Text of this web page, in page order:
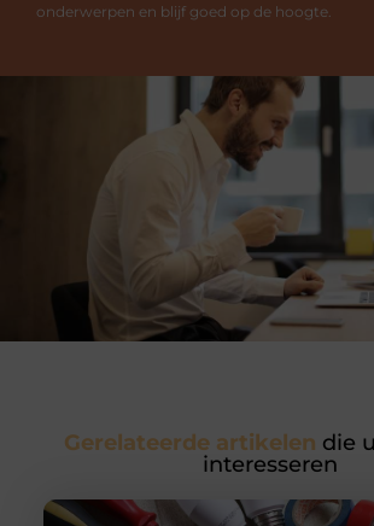
onderwerpen en blijf goed op de hoogte.
Gerelateerde artikelen die
interesseren